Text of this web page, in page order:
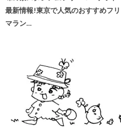
最新情報!東京で人気のおすすめフリ
マラン…